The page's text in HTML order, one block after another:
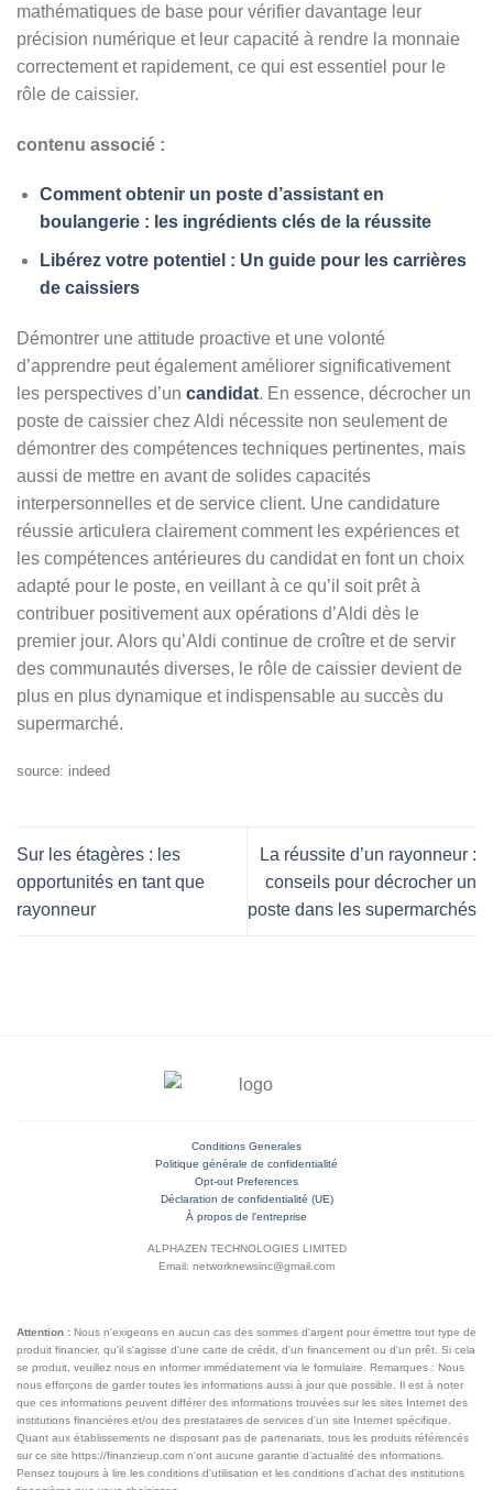
mathématiques de base pour vérifier davantage leur
précision numérique et leur capacité à rendre la monnaie
correctement et rapidement, ce qui est essentiel pour le
rôle de caissier.
contenu associé :
Comment obtenir un poste d’assistant en
boulangerie : les ingrédients clés de la réussite
Libérez votre potentiel : Un guide pour les carrières
de caissiers
Démontrer une attitude proactive et une volonté
d’apprendre peut également améliorer significativement
les perspectives d’un candidat. En essence, décrocher un
poste de caissier chez Aldi nécessite non seulement de
démontrer des compétences techniques pertinentes, mais
aussi de mettre en avant de solides capacités
interpersonnelles et de service client. Une candidature
réussie articulera clairement comment les expériences et
les compétences antérieures du candidat en font un choix
adapté pour le poste, en veillant à ce qu’il soit prêt à
contribuer positivement aux opérations d’Aldi dès le
premier jour. Alors qu’Aldi continue de croître et de servir
des communautés diverses, le rôle de caissier devient de
plus en plus dynamique et indispensable au succès du
supermarché.
source: indeed
Sur les étagères : les
opportunités en tant que
rayonneur
La réussite d’un rayonneur :
conseils pour décrocher un
poste dans les supermarchés
Conditions Generales
Politique générale de confidentialité
Opt-out Preferences
Déclaration de confidentialité (UE)
À propos de l'entreprise
ALPHAZEN TECHNOLOGIES LIMITED
Email: networknewsinc@gmail.com
Attention : Nous n'exigeons en aucun cas des sommes d'argent pour émettre tout type de
produit financier, qu'il s'agisse d'une carte de crédit, d'un financement ou d'un prêt. Si cela
se produit, veuillez nous en informer immédiatement via le formulaire. Remarques : Nous
nous efforçons de garder toutes les informations aussi à jour que possible. Il est à noter
que ces informations peuvent différer des informations trouvées sur les sites Internet des
institutions financières et/ou des prestataires de services d'un site Internet spécifique.
Quant aux établissements ne disposant pas de partenariats, tous les produits référencés
sur ce site https://finanzieup.com n'ont aucune garantie d'actualité des informations.
Pensez toujours à lire les conditions d'utilisation et les conditions d'achat des institutions